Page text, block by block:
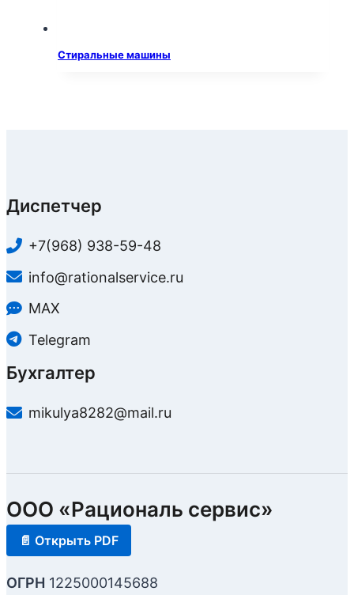
Стиральные машины
Диспетчер
+7(968) 938-59-48
info@rationalservice.ru
MAX
Telegram
Бухгалтер
mikulya8282@mail.ru
ООО «Рациональ сервис»
📄 Открыть PDF
ОГРН 1225000145688